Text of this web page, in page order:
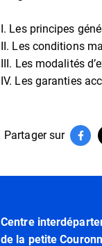
I. Les principes
II. Les conditions
III. Les modalités
IV. Les garanties
Partager sur
Centre
de la petite